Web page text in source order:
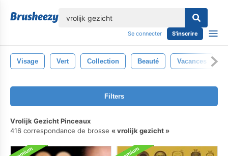
Se connecter S'inscrire
Visage Vert Collection Beauté Vacances
Filters
Vrolijk Gezicht Pinceaux
416 correspondance de brosse
vrolijk gezicht